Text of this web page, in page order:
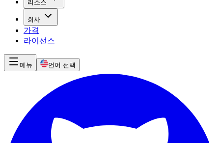
리소스
회사
가격
라이선스
메뉴 언어 선택